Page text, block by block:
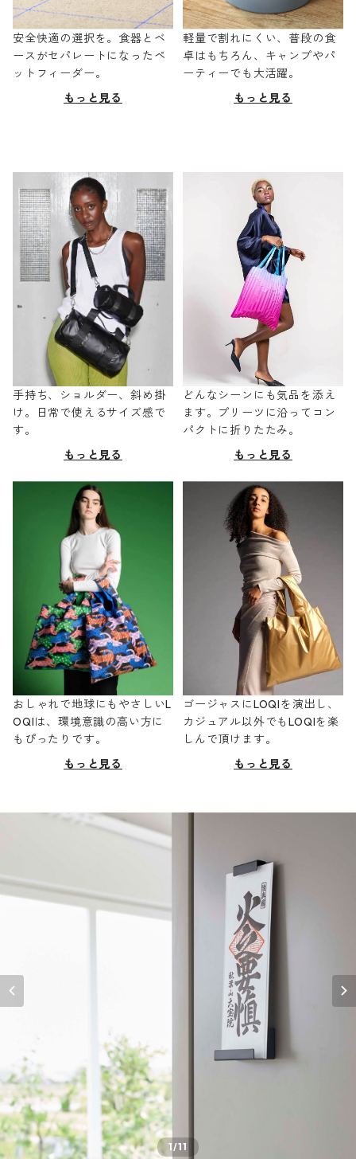
安全快適の選択を。食器とベ
ースがセパレートになったペ
ットフィーダー。
もっと見る
軽量で割れにくい、普段の食
卓はもちろん、キャンプやパ
ーティーでも大活躍。
もっと見る
手持ち、ショルダー、斜め掛
け。日常で使えるサイズ感で
す。
もっと見る
どんなシーンにも気品を添え
ます。プリーツに沿ってコン
パクトに折りたたみ。
もっと見る
おしゃれで地球にもやさしいL
OQIは、環境意識の高い方に
もぴったりです。
もっと見る
ゴージャスにLOQIを演出し、
カジュアル以外でもLOQIを楽
しんで頂けます。
もっと見る
1/11